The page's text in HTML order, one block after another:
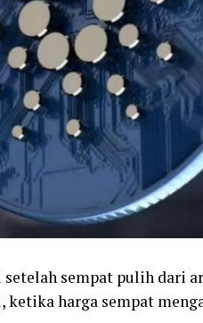
setelah sempat pulih dari
harga sempat